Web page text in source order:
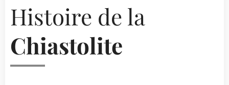
Histoire de la
Chiastolite